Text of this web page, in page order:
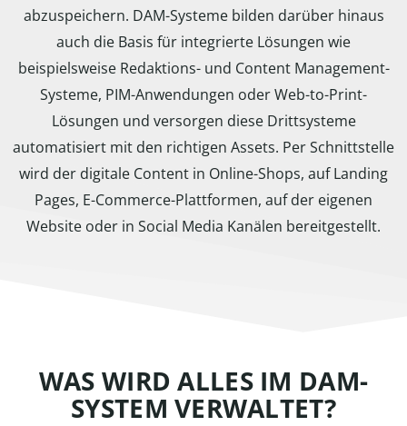
abzuspeichern. DAM-Systeme bilden darüber hinaus
auch die Basis für integrierte Lösungen wie
beispielsweise Redaktions- und Content Management-
Systeme, PIM-Anwendungen oder Web-to-Print-
Lösungen und versorgen diese Drittsysteme
automatisiert mit den richtigen Assets. Per Schnittstelle
wird der digitale Content in Online-Shops, auf Landing
Pages, E-Commerce-Plattformen, auf der eigenen
Website oder in Social Media Kanälen bereitgestellt.
WAS WIRD ALLES IM DAM-
SYSTEM VERWALTET?